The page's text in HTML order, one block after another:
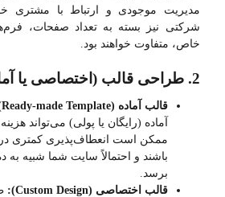
مدیریت موجودی و ارتباط با مشتری
شرکتی نیز بسته به تعداد صفحات،
خاص، متفاوت خواهند بود.
2. طراحی قالب (اختصاصی یا آماده)
قالب آماده (Ready-made Template):
آماده (رایگان یا پولی) می‌تواند
ممکن است انعطاف‌پذیری کمتری
باشند و احتمالاً سایت شما شبیه به
برسد.
قالب اختصاصی (Custom Design):